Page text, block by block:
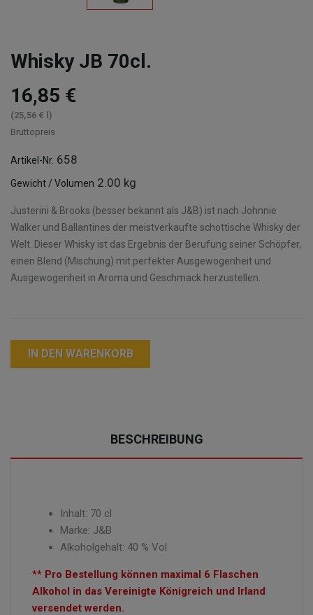
Whisky JB 70cl.
16,85 €
(25,56 € l)
Bruttopreis
Artikel-Nr. 658
Gewicht / Volumen 2.00 kg
Justerini & Brooks (besser bekannt als J&B) ist nach Johnnie
Walker und Ballantines der meistverkaufte schottische Whisky der
Welt. Dieser Whisky ist das Ergebnis der Berufung seiner Schöpfer,
einen Blend (Mischung) mit perfekter Ausgewogenheit und
Ausgewogenheit in Aroma und Geschmack herzustellen.
IN DEN WARENKORB
BESCHREIBUNG
Inhalt: 70 cl
Marke: J&B
Alkoholgehalt: 40 % Vol.
** Pro Bestellung können maximal 6 Flaschen
Alkohol in das Vereinigte Königreich und Irland
versendet werden.